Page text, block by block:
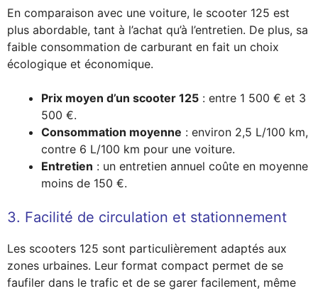
En comparaison avec une voiture, le scooter 125 est
plus abordable, tant à l’achat qu’à l’entretien. De plus, sa
faible consommation de carburant en fait un choix
écologique et économique.
Prix moyen d’un scooter 125 : entre 1 500 € et 3
500 €.
Consommation moyenne : environ 2,5 L/100 km,
contre 6 L/100 km pour une voiture.
Entretien : un entretien annuel coûte en moyenne
moins de 150 €.
3. Facilité de circulation et stationnement
Les scooters 125 sont particulièrement adaptés aux
zones urbaines. Leur format compact permet de se
faufiler dans le trafic et de se garer facilement, même